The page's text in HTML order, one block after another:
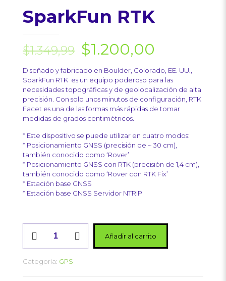
SparkFun RTK
$1.349,99 $1.200,00
Diseñado y fabricado en Boulder, Colorado, EE. UU.,
SparkFun RTK es un equipo poderoso para las
necesidades topográficas y de geolocalización de alta
precisión. Con solo unos minutos de configuración, RTK
Facet es una de las formas más rápidas de tomar
medidas de grados centimétricos.
* Este dispositivo se puede utilizar en cuatro modos:
* Posicionamiento GNSS (precisión de ~ 30 cm),
también conocido como ‘Rover’
* Posicionamiento GNSS con RTK (precisión de 1,4 cm),
también conocido como ‘Rover con RTK Fix’
* Estación base GNSS
* Estación base GNSS Servidor NTRIP
Añadir al carrito
Categoría: GPS